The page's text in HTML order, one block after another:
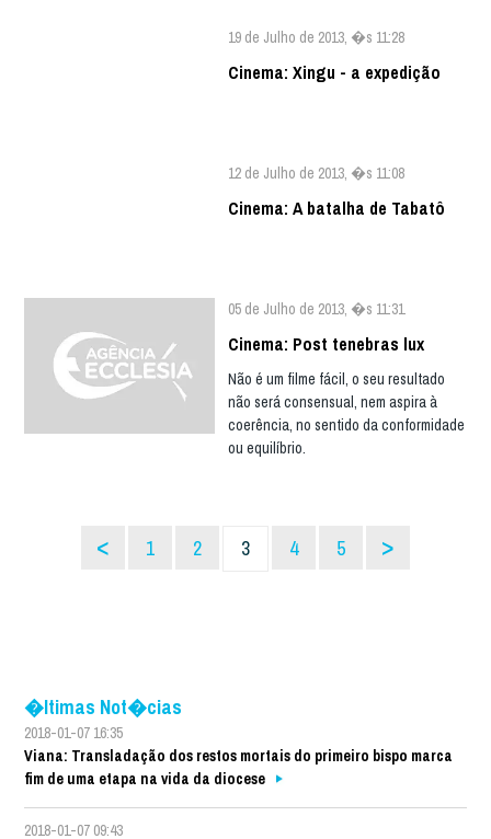
19 de Julho de 2013, �s 11:28
Cinema: Xingu - a expedição
12 de Julho de 2013, �s 11:08
Cinema: A batalha de Tabatô
05 de Julho de 2013, �s 11:31
Cinema: Post tenebras lux
Não é um filme fácil, o seu resultado
não será consensual, nem aspira à
coerência, no sentido da conformidade
ou equilíbrio.
< 1 2 3 4 5 >
�ltimas Not�cias
2018-01-07 16:35
Viana: Transladação dos restos mortais do primeiro bispo marca
fim de uma etapa na vida da diocese
2018-01-07 09:43